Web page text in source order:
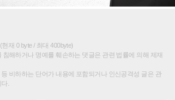
재 0 byte / 최대 400byte)
침해하거나 명예를 훼손하는 댓글은 관련 법률에 의해 제재
비하하는 단어가 내용에 포함되거나 인신공격성 글은 관
.